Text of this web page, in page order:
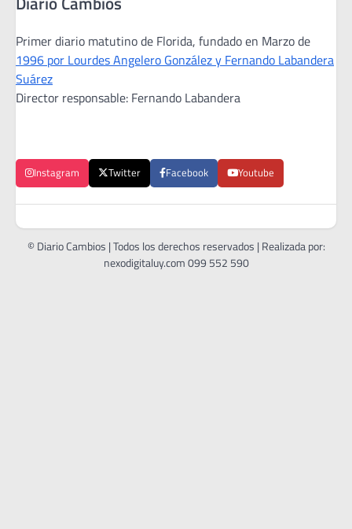
Primer diario matutino de Florida, fundado en Marzo de
1996 por Lourdes Angelero González y Fernando Labandera
Suárez
Director responsable: Fernando Labandera
Instagram Twitter Facebook Youtube